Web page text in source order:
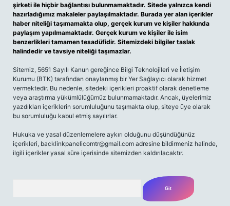
şirketi ile hiçbir bağlantısı bulunmamaktadır. Sitede yalnızca kendi
hazırladığımız makaleler paylaşılmaktadır. Burada yer alan içerikler
haber niteliği taşımamakta olup, gerçek kurum ve kişiler hakkında
paylaşım yapılmamaktadır. Gerçek kurum ve kişiler ile isim
benzerlikleri tamamen tesadüfidir. Sitemizdeki bilgiler taslak
halindedir ve tavsiye niteliği taşımazlar.
Sitemiz, 5651 Sayılı Kanun gereğince Bilgi Teknolojileri ve İletişim
Kurumu (BTK) tarafından onaylanmış bir Yer Sağlayıcı olarak hizmet
vermektedir. Bu nedenle, sitedeki içerikleri proaktif olarak denetleme
veya araştırma yükümlülüğümüz bulunmamaktadır. Ancak, üyelerimiz
yazdıkları içeriklerin sorumluluğunu taşımakta olup, siteye üye olarak
bu sorumluluğu kabul etmiş sayılırlar.
Hukuka ve yasal düzenlemelere aykırı olduğunu düşündüğünüz
içerikleri, backlinkpanelicomtr@gmail.com adresine bildirmeniz halinde,
ilgili içerikler yasal süre içerisinde sitemizden kaldırılacaktır.